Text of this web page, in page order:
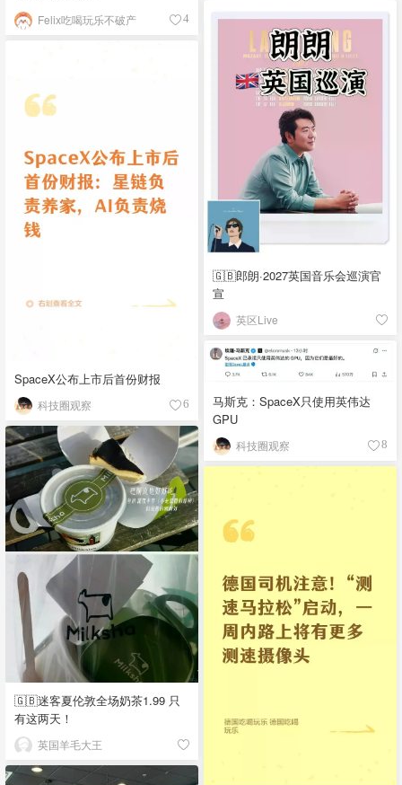
Felix吃喝玩乐不破产 4
🇬🇧郎朗·2027英国音乐会巡演官
宣
英区Live
SpaceX公布上市后首份财报
科技圈观察 6
马斯克：SpaceX只使用英伟达
GPU
科技圈观察 8
🇬🇧迷客夏伦敦全场奶茶1.99 只
有这两天！
英国羊毛大王